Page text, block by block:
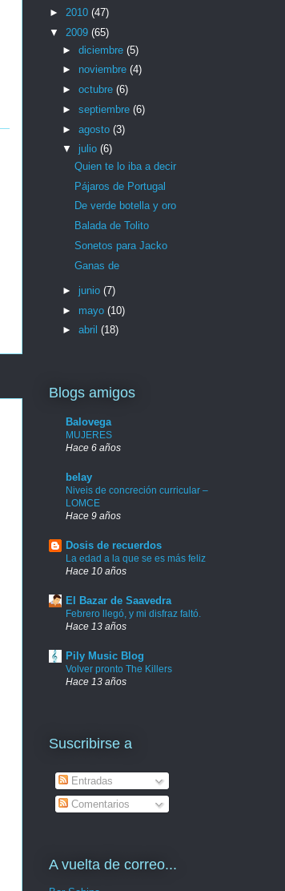
► 2010 (47)
▼ 2009 (65)
► diciembre (5)
► noviembre (4)
► octubre (6)
► septiembre (6)
► agosto (3)
▼ julio (6)
Quien te lo iba a decir
Pájaros de Portugal
De verde botella y oro
Balada de Tolito
Sonetos para Jacko
Ganas de
► junio (7)
► mayo (10)
► abril (18)
Blogs amigos
Balovega
MUJERES
Hace 6 años
belay
Niveis de concreción curricular –
LOMCE
Hace 9 años
Dosis de recuerdos
La edad a la que se es más feliz
Hace 10 años
El Bazar de Saavedra
Febrero llegó, y mi disfraz faltó.
Hace 13 años
Pily Music Blog
Volver pronto The Killers
Hace 13 años
Suscribirse a
Entradas
Comentarios
A vuelta de correo...